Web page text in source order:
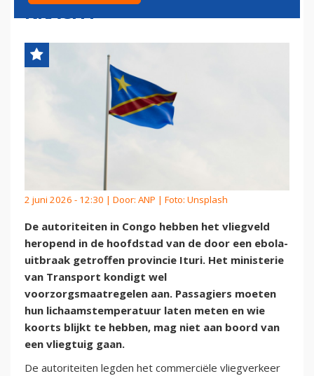
KRACHT
2 juni 2026 - 12:30 | Door: ANP | Foto: Unsplash
De autoriteiten in Congo hebben het vliegveld
heropend in de hoofdstad van de door een ebola-
uitbraak getroffen provincie Ituri. Het ministerie
van Transport kondigt wel
voorzorgsmaatregelen aan. Passagiers moeten
hun lichaamstemperatuur laten meten en wie
koorts blijkt te hebben, mag niet aan boord van
een vliegtuig gaan.
De autoriteiten legden het commerciële vliegverkeer